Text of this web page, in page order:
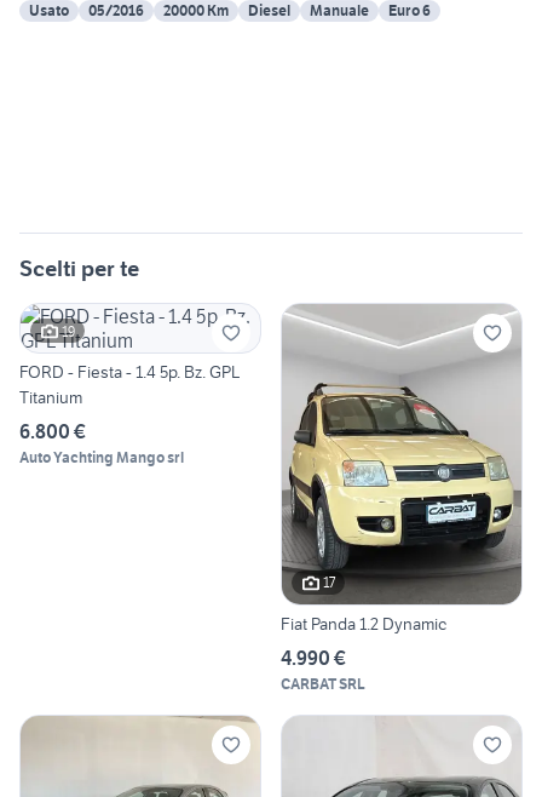
Usato
05/2016 20000 Km Diesel Manuale Euro 6
Scelti per te
19
FORD - Fiesta - 1.4 5p. Bz. GPL
Titanium
6.800 €
Auto Yachting Mango srl
17
Fiat Panda 1.2 Dynamic
4.990 €
CARBAT SRL